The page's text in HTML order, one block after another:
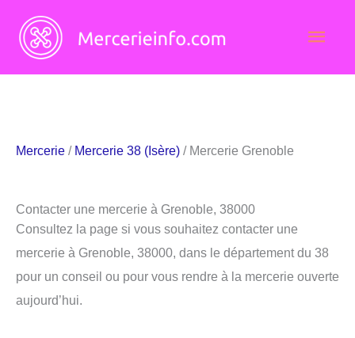
contenu
Mercerie / Mercerie 38 (Isère) / Mercerie Grenoble
Contacter une mercerie à Grenoble, 38000
Consultez la page si vous souhaitez contacter une
mercerie à Grenoble, 38000, dans le département du 38
pour un conseil ou pour vous rendre à la mercerie ouverte
aujourd’hui.